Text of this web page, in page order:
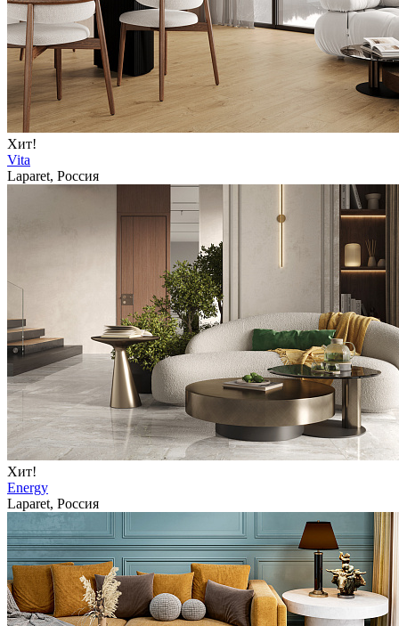
Хит!
Vita
Laparet, Россия
Хит!
Energy
Laparet, Россия